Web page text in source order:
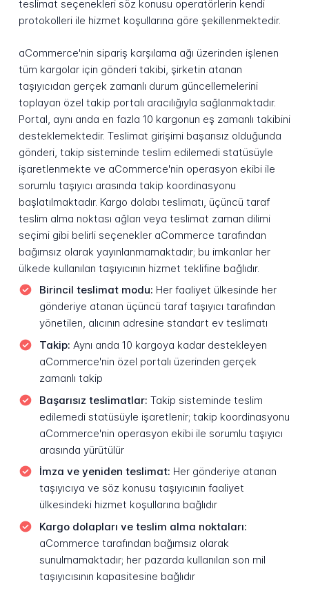
teslimat seçenekleri söz konusu operatörlerin kendi
protokolleri ile hizmet koşullarına göre şekillenmektedir.
aCommerce'nin sipariş karşılama ağı üzerinden işlenen
tüm kargolar için gönderi takibi, şirketin atanan
taşıyıcıdan gerçek zamanlı durum güncellemelerini
toplayan özel takip portalı aracılığıyla sağlanmaktadır.
Portal, aynı anda en fazla 10 kargonun eş zamanlı takibini
desteklemektedir. Teslimat girişimi başarısız olduğunda
gönderi, takip sisteminde teslim edilemedi statüsüyle
işaretlenmekte ve aCommerce'nin operasyon ekibi ile
sorumlu taşıyıcı arasında takip koordinasyonu
başlatılmaktadır. Kargo dolabı teslimatı, üçüncü taraf
teslim alma noktası ağları veya teslimat zaman dilimi
seçimi gibi belirli seçenekler aCommerce tarafından
bağımsız olarak yayınlanmamaktadır; bu imkanlar her
ülkede kullanılan taşıyıcının hizmet teklifine bağlıdır.
Birincil teslimat modu: Her faaliyet ülkesinde her
gönderiye atanan üçüncü taraf taşıyıcı tarafından
yönetilen, alıcının adresine standart ev teslimatı
Takip: Aynı anda 10 kargoya kadar destekleyen
aCommerce'nin özel portalı üzerinden gerçek
zamanlı takip
Başarısız teslimatlar: Takip sisteminde teslim
edilemedi statüsüyle işaretlenir; takip koordinasyonu
aCommerce'nin operasyon ekibi ile sorumlu taşıyıcı
arasında yürütülür
İmza ve yeniden teslimat: Her gönderiye atanan
taşıyıcıya ve söz konusu taşıyıcının faaliyet
ülkesindeki hizmet koşullarına bağlıdır
Kargo dolapları ve teslim alma noktaları:
aCommerce tarafından bağımsız olarak
sunulmamaktadır; her pazarda kullanılan son mil
taşıyıcısının kapasitesine bağlıdır